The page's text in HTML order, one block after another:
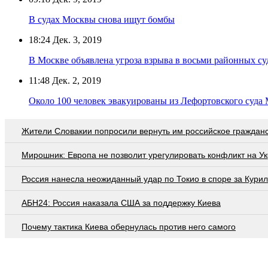
В судах Москвы снова ищут бомбы
18:24 Дек. 3, 2019
В Москве объявлена угроза взрыва в восьми районных
11:48 Дек. 2, 2019
Около 100 человек эвакуированы из Лефортовского
Жители Словакии попросили вернуть им российское
Мирошник: Европа не позволит урегулировать конфликт на
Россия нанесла неожиданный удар по Токио в споре за
АБН24: Россия наказала США за поддержку Киева
Почему тактика Киева обернулась против него самого